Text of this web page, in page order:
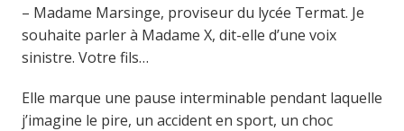
– Madame Marsinge, proviseur du lycée Termat. Je
souhaite parler à Madame X, dit-elle d’une voix
sinistre. Votre fils…
Elle marque une pause interminable pendant laquelle
j’imagine le pire, un accident en sport, un choc